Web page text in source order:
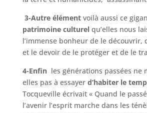
3-Autre élément voilà aussi ce
patrimoine culturelqu’elles nous
l’immense bonheur de le découvrir,
et le devoir de le protéger et de le
4-Enfin les générations passées ne
elles pas à essayer d’habiter le
Tocqueville écrivait « Quand le
l’avenir l’esprit marche dans les